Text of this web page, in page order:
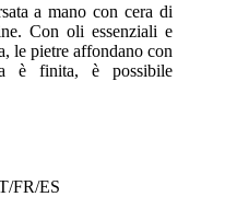
a mano con cera di
Con oli essenziali e
le pietre affondano con
è finita, è possibile
FR/ES